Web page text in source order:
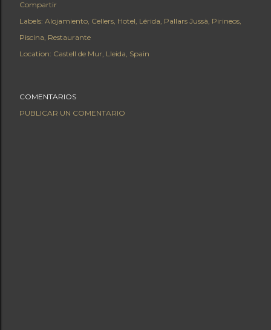
Compartir
Labels: Alojamiento Cellers Hotel Lérida Pallars Jussà Pirineos
Piscina Restaurante
Location: Castell de Mur, Lleida, Spain
COMENTARIOS
PUBLICAR UN COMENTARIO